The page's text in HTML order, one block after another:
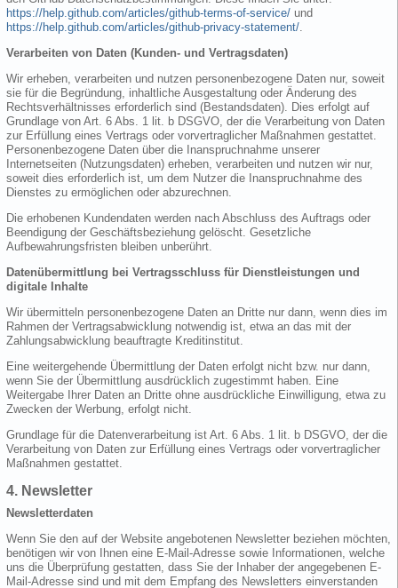
https://help.github.com/articles/github-terms-of-service/ und
https://help.github.com/articles/github-privacy-statement/.
Verarbeiten von Daten (Kunden- und Vertragsdaten)
Wir erheben, verarbeiten und nutzen personenbezogene Daten nur, soweit
sie für die Begründung, inhaltliche Ausgestaltung oder Änderung des
Rechtsverhältnisses erforderlich sind (Bestandsdaten). Dies erfolgt auf
Grundlage von Art. 6 Abs. 1 lit. b DSGVO, der die Verarbeitung von Daten
zur Erfüllung eines Vertrags oder vorvertraglicher Maßnahmen gestattet.
Personenbezogene Daten über die Inanspruchnahme unserer
Internetseiten (Nutzungsdaten) erheben, verarbeiten und nutzen wir nur,
soweit dies erforderlich ist, um dem Nutzer die Inanspruchnahme des
Dienstes zu ermöglichen oder abzurechnen.
Die erhobenen Kundendaten werden nach Abschluss des Auftrags oder
Beendigung der Geschäftsbeziehung gelöscht. Gesetzliche
Aufbewahrungsfristen bleiben unberührt.
Datenübermittlung bei Vertragsschluss für Dienstleistungen und
digitale Inhalte
Wir übermitteln personenbezogene Daten an Dritte nur dann, wenn dies im
Rahmen der Vertragsabwicklung notwendig ist, etwa an das mit der
Zahlungsabwicklung beauftragte Kreditinstitut.
Eine weitergehende Übermittlung der Daten erfolgt nicht bzw. nur dann,
wenn Sie der Übermittlung ausdrücklich zugestimmt haben. Eine
Weitergabe Ihrer Daten an Dritte ohne ausdrückliche Einwilligung, etwa zu
Zwecken der Werbung, erfolgt nicht.
Grundlage für die Datenverarbeitung ist Art. 6 Abs. 1 lit. b DSGVO, der die
Verarbeitung von Daten zur Erfüllung eines Vertrags oder vorvertraglicher
Maßnahmen gestattet.
4. Newsletter
Newsletterdaten
Wenn Sie den auf der Website angebotenen Newsletter beziehen möchten,
benötigen wir von Ihnen eine E-Mail-Adresse sowie Informationen, welche
uns die Überprüfung gestatten, dass Sie der Inhaber der angegebenen E-
Mail-Adresse sind und mit dem Empfang des Newsletters einverstanden